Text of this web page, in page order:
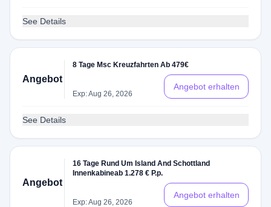
See Details
Angebot
8 Tage Msc Kreuzfahrten Ab 479€
Exp: Aug 26, 2026
Angebot erhalten
See Details
Angebot
16 Tage Rund Um Island And Schottland
Innenkabineab 1.278 € P.p.
Exp: Aug 26, 2026
Angebot erhalten